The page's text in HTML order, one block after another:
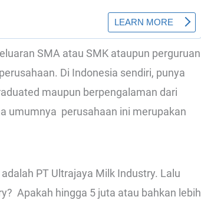
SMA atau SMK ataupun perguruan
Di Indonesia sendiri, punya
maupun berpengalaman dari
umumnya perusahaan ini merupakan
PT Ultrajaya Milk Industry. Lalu
Apakah hingga 5 juta atau bahkan lebih